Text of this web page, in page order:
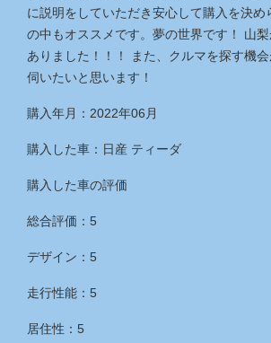
に説明をしていただき安心して購入を決め
の中もオススメです。夢の世界です！ 山
ありました！！！ また、クルマを探す機
伺いたいと思います！
購入年月：2022年06月
購入した車：日産 ティーダ
購入した車の評価
総合評価：5
デザイン：5
走行性能：5
居住性：5